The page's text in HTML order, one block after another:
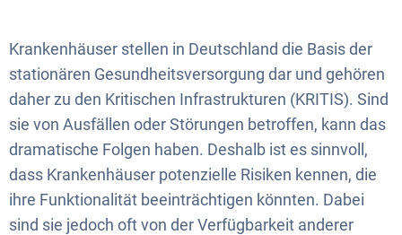
Krankenhäuser stellen in Deutschland die Basis der
stationären Gesundheitsversorgung dar und gehören
daher zu den Kritischen Infrastrukturen (KRITIS). Sind
sie von Ausfällen oder Störungen betroffen, kann das
dramatische Folgen haben. Deshalb ist es sinnvoll,
dass Krankenhäuser potenzielle Risiken kennen, die
ihre Funktionalität beeinträchtigen könnten. Dabei
sind sie jedoch oft von der Verfügbarkeit anderer